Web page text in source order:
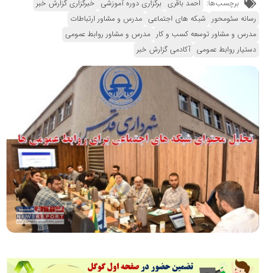
برچسب‌ها: احمد باقری برگزاری دوره آموزشی خبرگزاری گزارش خبر
رسانه سئومحور شبکه های اجتماعی مدرس و مشاور ارتباطات
مدرس و مشاور توسعه کسب و کار مدرس و مشاور روابط عمومی
دستیار روابط عمومی آکادمی گزارش خبر